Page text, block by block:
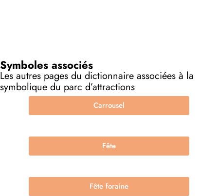
Symboles associés
Les autres pages du dictionnaire associées à la
symbolique du parc d’attractions
Carrousel
Fête
Fête foraine